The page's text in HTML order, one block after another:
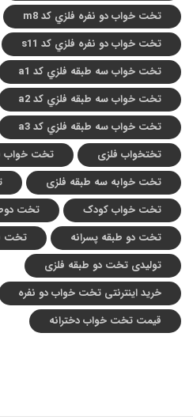
تخت خواب دو نفره فلزي کد m8
تخت خواب دو نفره فلزي کد s11
تخت خواب سه طبقه فلزي کد a1
تخت خواب سه طبقه فلزي کد a2
تخت خواب سه طبقه فلزي کد a3
تختخواب فلزی
تخت خواب
تخت خوابه سه طبقه فلزی
تخت خواب کودک
تخت
تخت دو طبقه پسرانه
تخت
تولیدی تخت دو طبقه فلزی
خرید اینترنتی تخت خواب دو نفره
قیمت تخت خواب دخترانه